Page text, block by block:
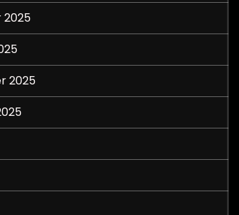
2025